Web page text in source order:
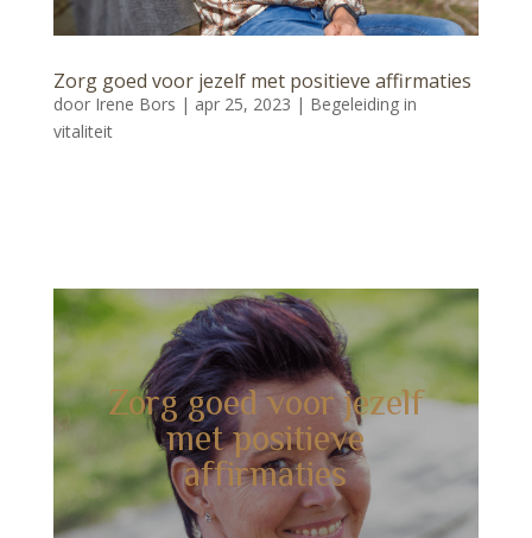
Zorg goed voor jezelf met positieve affirmaties
door Irene Bors | apr 25, 2023 | Begeleiding in
vitaliteit
Zorg goed voor jezelf
met positieve
affirmaties